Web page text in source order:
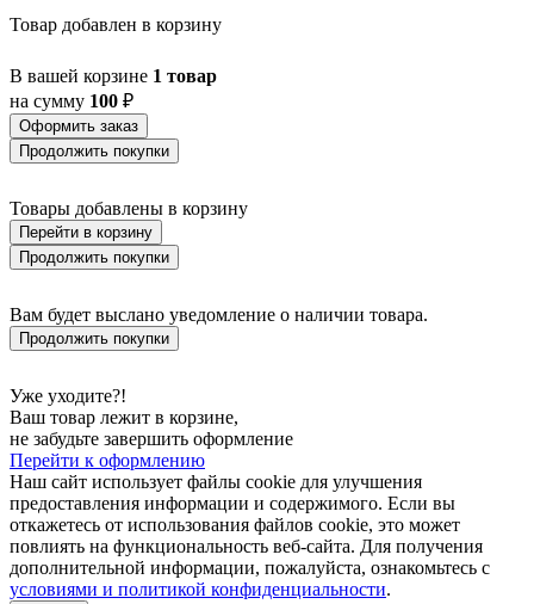
Товар добавлен в корзину
В вашей корзине 1 товар
на сумму 100 ₽
Оформить заказ
Продолжить покупки
Товары добавлены в корзину
Перейти в корзину
Продолжить покупки
Вам будет выслано уведомление о наличии товара.
Продолжить покупки
Уже уходите?!
Ваш товар лежит в корзине,
не забудьте завершить оформление
Перейти к оформлению
Наш сайт использует файлы cookie для улучшения
предоставления информации и содержимого. Если вы
откажетесь от использования файлов cookie, это может
повлиять на функциональность веб-сайта. Для получения
дополнительной информации, пожалуйста, ознакомьтесь с
условиями и политикой конфиденциальности.